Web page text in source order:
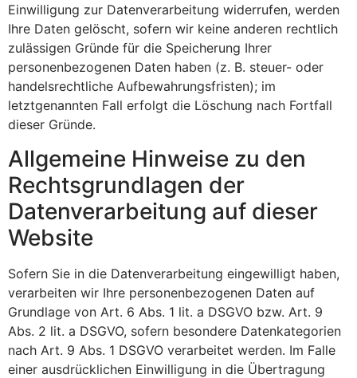
Einwilligung zur Datenverarbeitung widerrufen, werden
Ihre Daten gelöscht, sofern wir keine anderen rechtlich
zulässigen Gründe für die Speicherung Ihrer
personenbezogenen Daten haben (z. B. steuer- oder
handelsrechtliche Aufbewahrungsfristen); im
letztgenannten Fall erfolgt die Löschung nach Fortfall
dieser Gründe.
Allgemeine Hinweise zu den
Rechtsgrundlagen der
Datenverarbeitung auf dieser
Website
Sofern Sie in die Datenverarbeitung eingewilligt haben,
verarbeiten wir Ihre personenbezogenen Daten auf
Grundlage von Art. 6 Abs. 1 lit. a DSGVO bzw. Art. 9
Abs. 2 lit. a DSGVO, sofern besondere Datenkategorien
nach Art. 9 Abs. 1 DSGVO verarbeitet werden. Im Falle
einer ausdrücklichen Einwilligung in die Übertragung